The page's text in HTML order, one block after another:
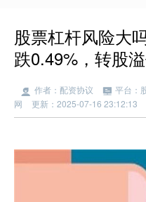
股票杠杆风险大
跌0.49%，转股
作者：配资协议
平台：
网
更新：2025-07-16 23:12:13